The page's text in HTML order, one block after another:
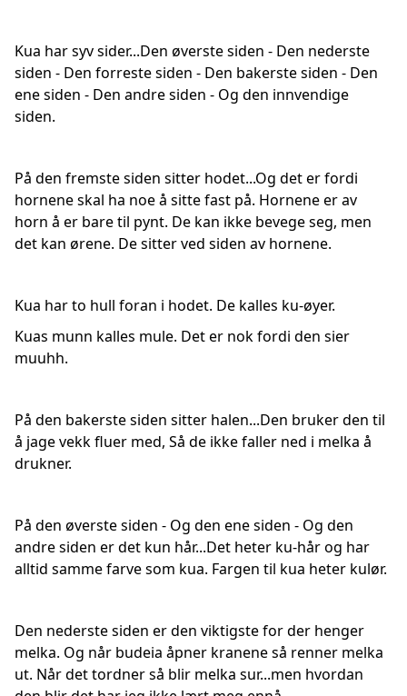
Kua har syv sider...Den øverste siden - Den nederste
siden - Den forreste siden - Den bakerste siden - Den
ene siden - Den andre siden - Og den innvendige
siden.
På den fremste siden sitter hodet...Og det er fordi
hornene skal ha noe å sitte fast på. Hornene er av
horn å er bare til pynt. De kan ikke bevege seg, men
det kan ørene. De sitter ved siden av hornene.
Kua har to hull foran i hodet. De kalles ku-øyer.
Kuas munn kalles mule. Det er nok fordi den sier
muuhh.
På den bakerste siden sitter halen...Den bruker den til
å jage vekk fluer med, Så de ikke faller ned i melka å
drukner.
På den øverste siden - Og den ene siden - Og den
andre siden er det kun hår...Det heter ku-hår og har
alltid samme farve som kua. Fargen til kua heter kulør.
Den nederste siden er den viktigste for der henger
melka. Og når budeia åpner kranene så renner melka
ut. Når det tordner så blir melka sur...men hvordan